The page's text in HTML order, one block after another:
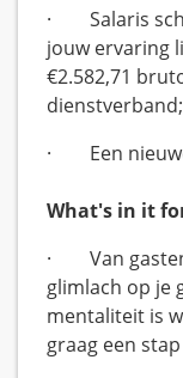
· Salaris
jouw ervaring
€2.582,71
dienstverband;
· Een
What's in it
· Van
glimlach op je
mentaliteit is
graag een